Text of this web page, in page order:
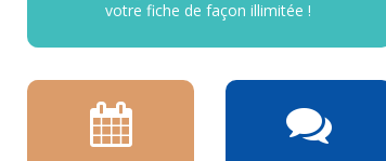
votre fiche de façon illimitée !